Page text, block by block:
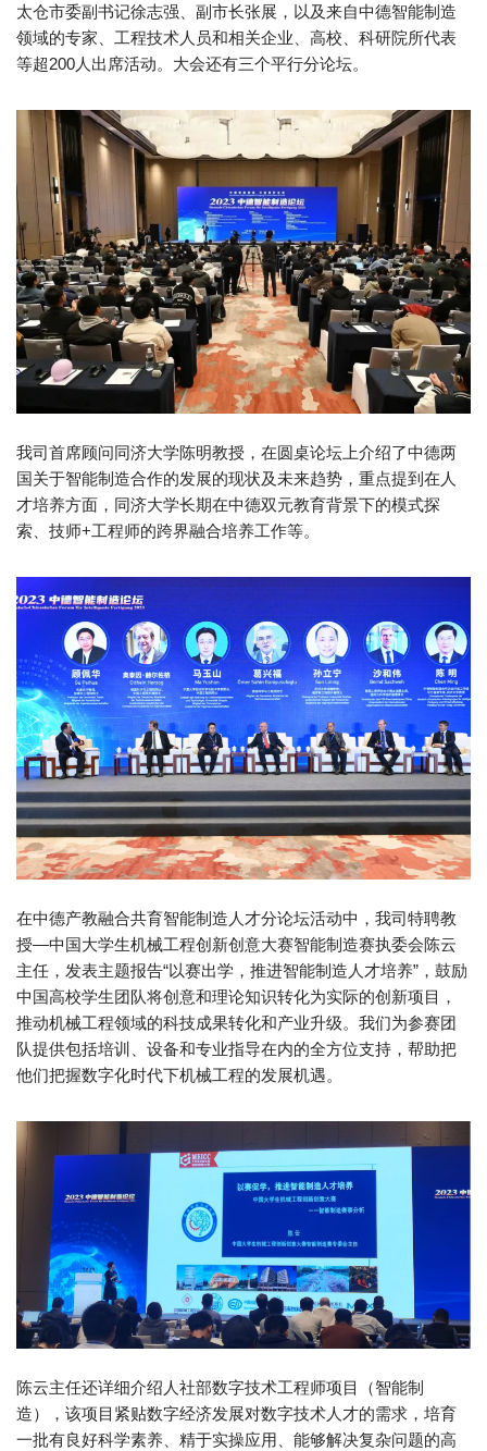
太仓市委副书记徐志强、副市长张展，以及来自中德智能制造
领域的专家、工程技术人员和相关企业、高校、科研院所代表
等超200人出席活动。大会还有三个平行分论坛。
我司首席顾问同济大学陈明教授，在圆桌论坛上介绍了中德两
国关于智能制造合作的发展的现状及未来趋势，重点提到在人
才培养方面，同济大学长期在中德双元教育背景下的模式探
索、技师+工程师的跨界融合培养工作等。
在中德产教融合共育智能制造人才分论坛活动中，我司特聘教
授—中国大学生机械工程创新创意大赛智能制造赛执委会陈云
主任，发表主题报告“以赛出学，推进智能制造人才培养”，鼓励
中国高校学生团队将创意和理论知识转化为实际的创新项目，
推动机械工程领域的科技成果转化和产业升级。我们为参赛团
队提供包括培训、设备和专业指导在内的全方位支持，帮助把
他们把握数字化时代下机械工程的发展机遇。
陈云主任还详细介绍人社部数字技术工程师项目（智能制
造），该项目紧贴数字经济发展对数字技术人才的需求，培育
一批有良好科学素养、精于实操应用、能够解决复杂问题的高